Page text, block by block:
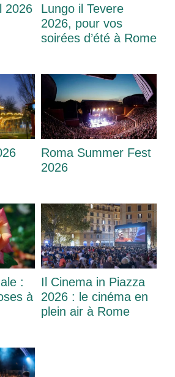
2026
Lungo il Tevere
2026, pour vos
soirées d’été à Rome
Roma Summer Fest
2026
:
à
Il Cinema in Piazza
2026 : le cinéma en
plein air à Rome